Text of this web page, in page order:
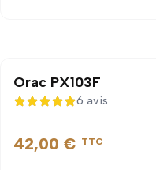
Orac PX103F
5 sur 5
6 avis
42,00 € TTC